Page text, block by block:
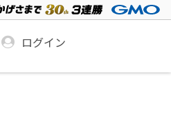
ログイン